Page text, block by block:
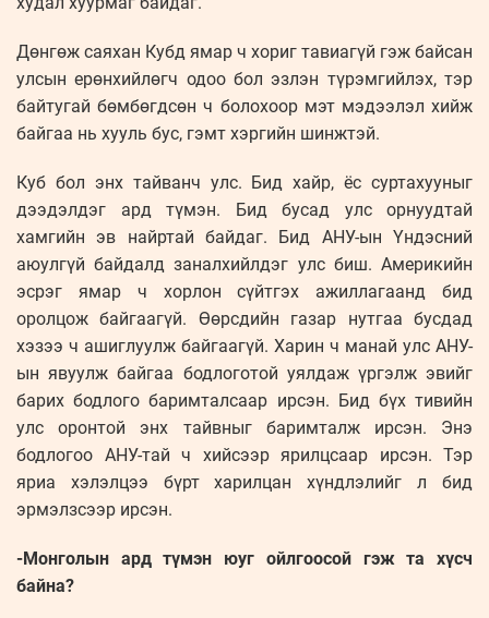
Дөнгөж саяхан Кубд ямар ч хориг тавиагүй гэж байсан
улсын ерөнхийлөгч одоо бол эзлэн түрэмгийлэх, тэр
байтугай бөмбөгдсөн ч болохоор мэт мэдээлэл хийж
байгаа нь хууль бус, гэмт хэргийн шинжтэй.
Куб бол энх тайванч улс. Бид хайр, ёс суртахууныг
дээдэлдэг ард түмэн. Бид бусад улс орнуудтай
хамгийн эв найртай байдаг. Бид АНУ-ын Үндэсний
аюулгүй байдалд заналхийлдэг улс биш. Америкийн
эсрэг ямар ч хорлон сүйтгэх ажиллагаанд бид
оролцож байгаагүй. Өөрсдийн газар нутгаа бусдад
хэзээ ч ашиглуулж байгаагүй. Харин ч манай улс АНУ-
ын явуулж байгаа бодлоготой уялдаж үргэлж эвийг
барих бодлого баримталсаар ирсэн. Бид бүх тивийн
улс оронтой энх тайвныг баримталж ирсэн. Энэ
бодлогоо АНУ-тай ч хийсээр ярилцсаар ирсэн. Тэр
яриа хэлэлцээ бүрт харилцан хүндлэлийг л бид
эрмэлзсээр ирсэн.
-Монголын ард түмэн юуг ойлгоосой гэж та хүсч
байна?